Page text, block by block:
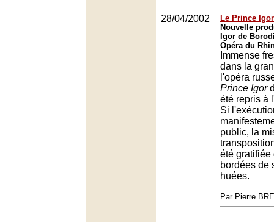
28/04/2002
Le Prince
Nouvelle
Igor de
Opéra du
Immense
dans la
l'opéra
Prince Igor
été repris à
Si
public, la
été gratifiée
bordées de
huées.
Par Pierre